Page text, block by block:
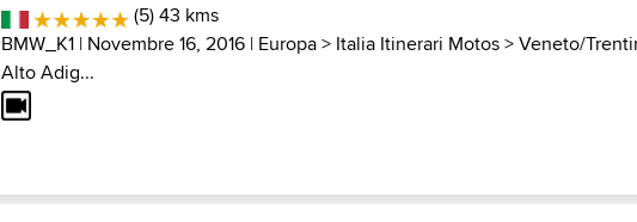
(5) 43 kms
BMW_K1 | Novembre 16, 2016 | Europa> Italia Itinerari Motos>Veneto/
Alto Adig...